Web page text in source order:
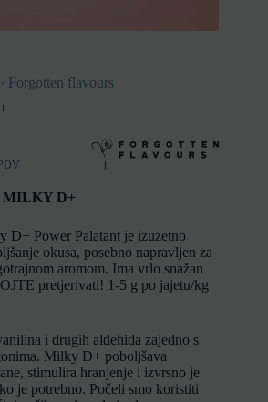
› Forgotten flavours
MILKY D+
D+ Power Palatant je izuzetno
okusa, posebno napravljen za
aromom. Ima vrlo snažan
pretjerivati! 1-5 g po jajetu/kg
i drugih aldehida zajedno s
Milky D+ poboljšava
stimulira hranjenje i izvrsno je
je potrebno. Počeli smo koristiti